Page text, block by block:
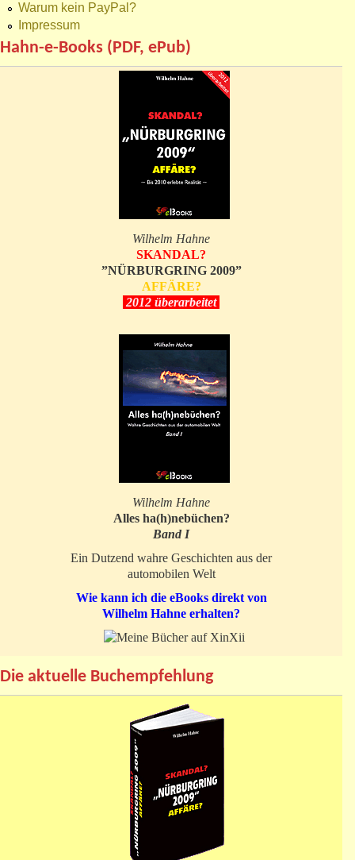
Warum kein PayPal?
Impressum
Hahn-e-Books (PDF, ePub)
Wilhelm Hahne
SKANDAL?
”NÜRBURGRING 2009”
AFFÄRE?
2012 überarbeitet
Wilhelm Hahne
Alles ha(h)nebüchen?
Band I
Ein Dutzend wahre Geschichten aus der
automobilen Welt
Wie kann ich die eBooks direkt von
Wilhelm Hahne erhalten?
Die aktuelle Buchempfehlung